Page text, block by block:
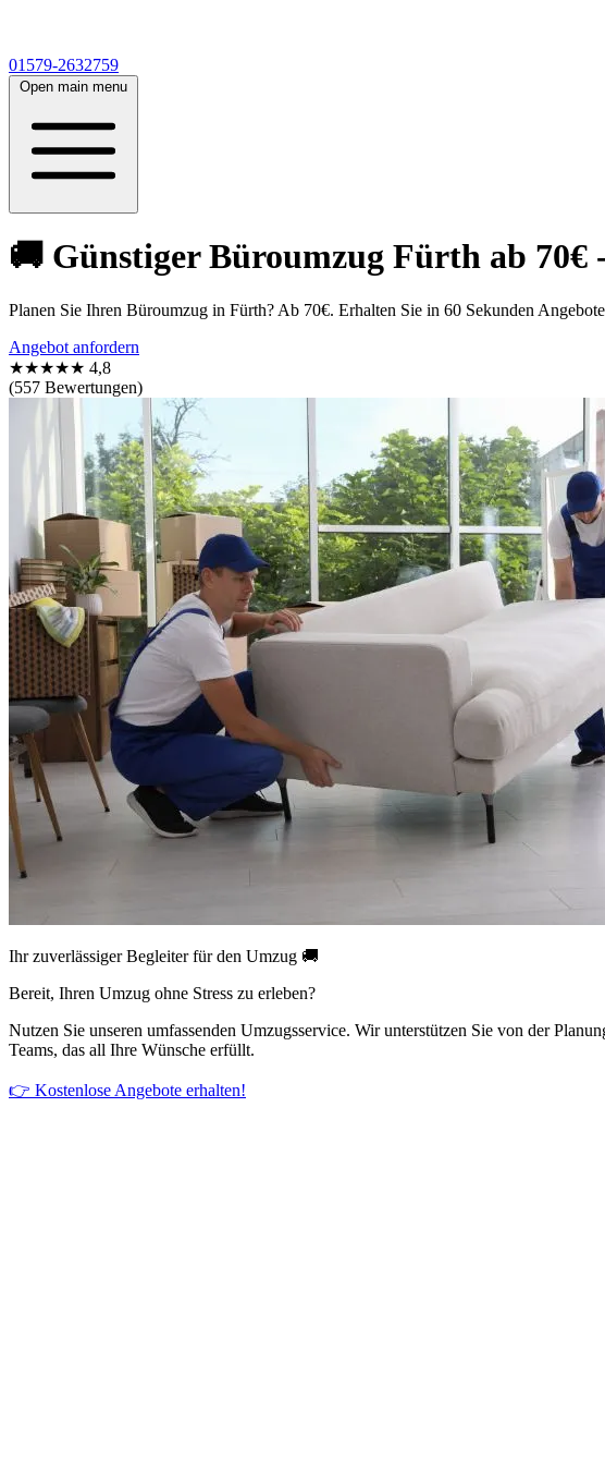
01579-2632759
Open main menu
🚚 Günstiger Büroumzug Fürth ab 70€
Planen Sie Ihren Büroumzug in Fürth? Ab 70€. Erhalten Sie in 60 Sekunden
Angebot anfordern
★★★★★ 4,8
(557 Bewertungen)
Ihr zuverlässiger Begleiter für den Umzug 🚚
Bereit, Ihren Umzug ohne Stress zu erleben?
Nutzen Sie unseren umfassenden Umzugsservice. Wir unterstützen Sie von der
Teams, das all Ihre Wünsche erfüllt.
👉 Kostenlose Angebote erhalten!